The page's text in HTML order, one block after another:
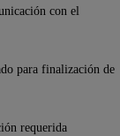
con el
para finalización de
requerida